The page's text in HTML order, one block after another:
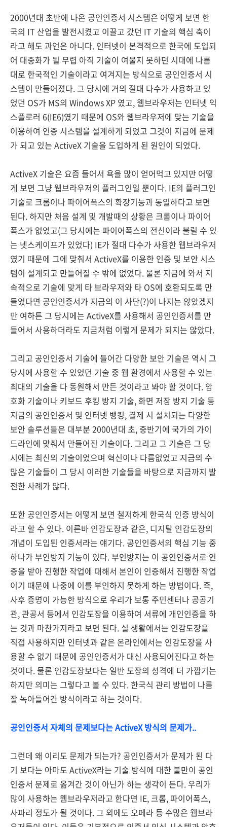
2000년대 초반에 나온 공인인증서 시스템은 어떻게 보면 한
국의 IT 산업을 발전시켰고 이끌고 갔던 IT 기술의 핵심 축이
라고 해도 과언은 아니다. 인터넷이 본격적으로 한국에 도입되
어 대중화가 될 무렵 아직 기술이 여물지 못하던 시대에 나름
대로 한국적인 기술이라고 여겨지는 방식으로 공인인증서 시
스템이 만들어졌다. 그 당시에 거의 절대 다수가 사용하고 있
었던 OS가 MS의 Windows XP 였고, 웹브라우저는 인터넷 익
스플로러 6(IE6)였기 때문에 OS와 웹브라우저에 맞는 기술을
이용하여 인증 시스템을 설계하게 되었고 그것이 지금에 문제
가 되고 있는 ActiveX 기술을 도입하게 된 원인이 되었다.
ActiveX 기술은 요즘 들어서 욕을 많이 얻어먹고 있지만 어떻
게 보면 그냥 웹브라우저의 플러그인일 뿐이다. IE의 플러그인
기술로 크롬이나 파이어폭스의 확장기능과 동일하다고 보면
된다. 하지만 처음 설계 및 개발때의 상황은 크롬이나 파이어
폭스가 없었고(그 당시에는 파이어폭스의 전신이라 불릴 수 있
는 넷스케이프가 있었다) IE가 절대 다수가 사용한 웹브라우저
였기 때문에 그에 맞춰서 ActiveX를 이용한 인증 및 보안 시스
템이 설계되고 만들어질 수 밖에 없었다. 물론 지금에 와서 지
속적으로 기술에 맞게 타 브라우저와 타 OS에 호환되도록 만
들었다면 공인인증서가 지금의 이 사단(?)이 나지는 않았겠지
만 여하튼 그 당시에는 ActiveX를 사용해서 공인인증서를 만
들어서 사용하더라도 지금처럼 이렇게 문제가 되지는 않았다.
그리고 공인인증서 기술에 들어간 다양한 보안 기술은 역시 그
당시에 사용할 수 있었던 기술 중 웹 환경에서 사용할 수 있는
최대의 기술을 다 동원해서 만든 것이라고 봐야 할 것이다. 암
호화 기술이나 키보드 후킹 방지 기술, 화면 저장 방지 기술 등
지금의 공인인증서 및 인터넷 뱅킹, 결제 시 설치되는 다양한
보안 솔루션들은 대부분 2000년대 초, 중반기에 국가의 가이
드라인에 맞춰서 만들어진 기술이다. 그리고 그 기술은 그 당
시에는 최신의 기술이었으며 혁신이나 다름없었고 지금의 수
많은 기술들이 그 당시 이러한 기술들을 바탕으로 지금까지 발
전한 사례가 많다.
또한 공인인증서는 어떻게 보면 철저하게 한국식 인증 방식이
라고 할 수 있다. 이른바 인감도장과 같은, 디지탈 인감도장의
개념이 도입된 인증서라는 얘기다. 공인인증서의 핵심 기능 중
하나가 부인방지 기능이 있다. 부인방지는 이 공인인증서로 인
증을 받아 진행한 작업에 대해서 본인이 인증해서 진행한 작업
이기 때문에 나중에 이를 부인하지 못하게 하는 방법이다. 즉,
사후 증명이 가능한 방식으로 우리가 보통 주민센터나 공공기
관, 관공서 등에서 인감도장을 이용하여 서류에 개인인증을 하
는 것과 마찬가지라고 보면 된다. 실 생활에서는 인감도장을
직접 사용하지만 인터넷과 같은 온라인에서는 인감도장을 사
용할 수 없기 때문에 공인인증서가 대신 사용되어진다고 하는
것이다. 물론 인감도장보다는 일반 도장의 성격에 더 가깝기는
하지만 의미는 그렇다고 볼 수 있다. 한국식 관리 방법이 나름
잘 녹아들어간 방식이라고 하는 것이다.
공인인증서 자체의 문제보다는 ActiveX 방식의 문제가..
그런데 왜 이리도 문제가 되는가? 공인인증서가 문제가 된 다
기 보다는 아마도 ActiveX라는 기술 방식에 대한 불만이 공인
인증서 문제로 옮겨간 것이 아닌가 하는 생각이 든다. 우리가
많이 사용하는 웹브라우저라고 한다면 IE, 크롬, 파이어폭스,
사파리 정도가 될 것이다. 그 외에도 오페라 등 수많은 웹브라